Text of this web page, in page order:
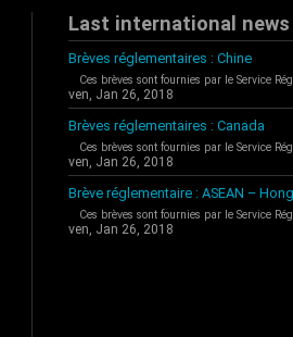
Last international news
Brèves réglementaires : Chine
Ces brèves sont fournies par le Service
ven, Jan 26, 2018
Brèves réglementaires : Canada
Ces brèves sont fournies par le Service
ven, Jan 26, 2018
Brève réglementaire : ASEAN –
Ces brèves sont fournies par le Service
ven, Jan 26, 2018